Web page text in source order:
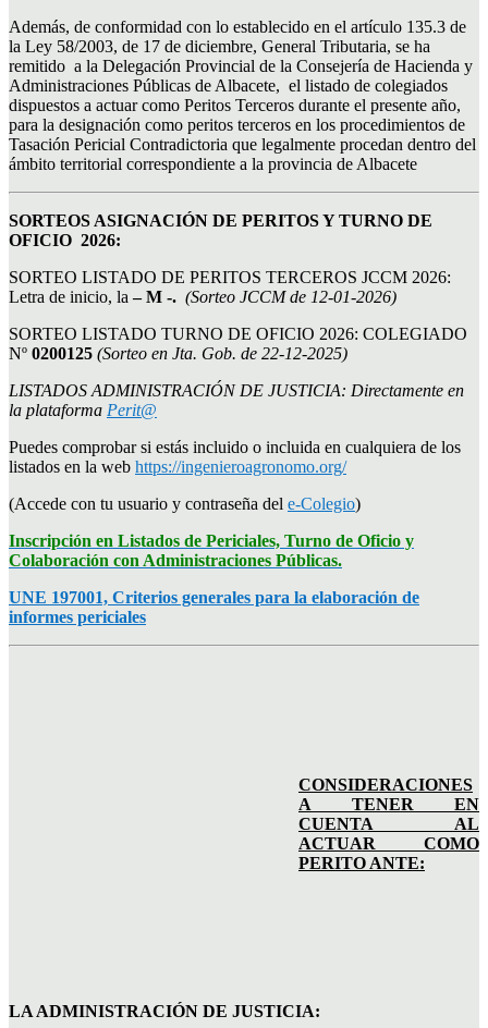
Además, de conformidad con lo establecido en el artículo 135.3 de
la Ley 58/2003, de 17 de diciembre, General Tributaria, se ha
remitido a la Delegación Provincial de la Consejería de Hacienda y
Administraciones Públicas de Albacete, el listado de colegiados
dispuestos a actuar como Peritos Terceros durante el presente año,
para la designación como peritos terceros en los procedimientos de
Tasación Pericial Contradictoria que legalmente procedan dentro del
ámbito territorial correspondiente a la provincia de Albacete
SORTEOS ASIGNACIÓN DE PERITOS Y TURNO DE
OFICIO 2026:
SORTEO LISTADO DE PERITOS TERCEROS JCCM 2026:
Letra de inicio, la – M -. (Sorteo JCCM de 12-01-2026)
SORTEO LISTADO TURNO DE OFICIO 2026: COLEGIADO
Nº 0200125 (Sorteo en Jta. Gob. de 22-12-2025)
LISTADOS ADMINISTRACIÓN DE JUSTICIA: Directamente en
la plataforma Perit@
Puedes comprobar si estás incluido o incluida en cualquiera de los
listados en la web https://ingenieroagronomo.org/
(Accede con tu usuario y contraseña del e-Colegio)
Inscripción en Listados de Periciales, Turno de Oficio y
Colaboración con Administraciones Públicas.
UNE 197001, Criterios generales para la elaboración de
informes periciales
CONSIDERACIONES
A TENER EN
CUENTA AL
ACTUAR COMO
PERITO ANTE:
LA ADMINISTRACIÓN DE JUSTICIA: